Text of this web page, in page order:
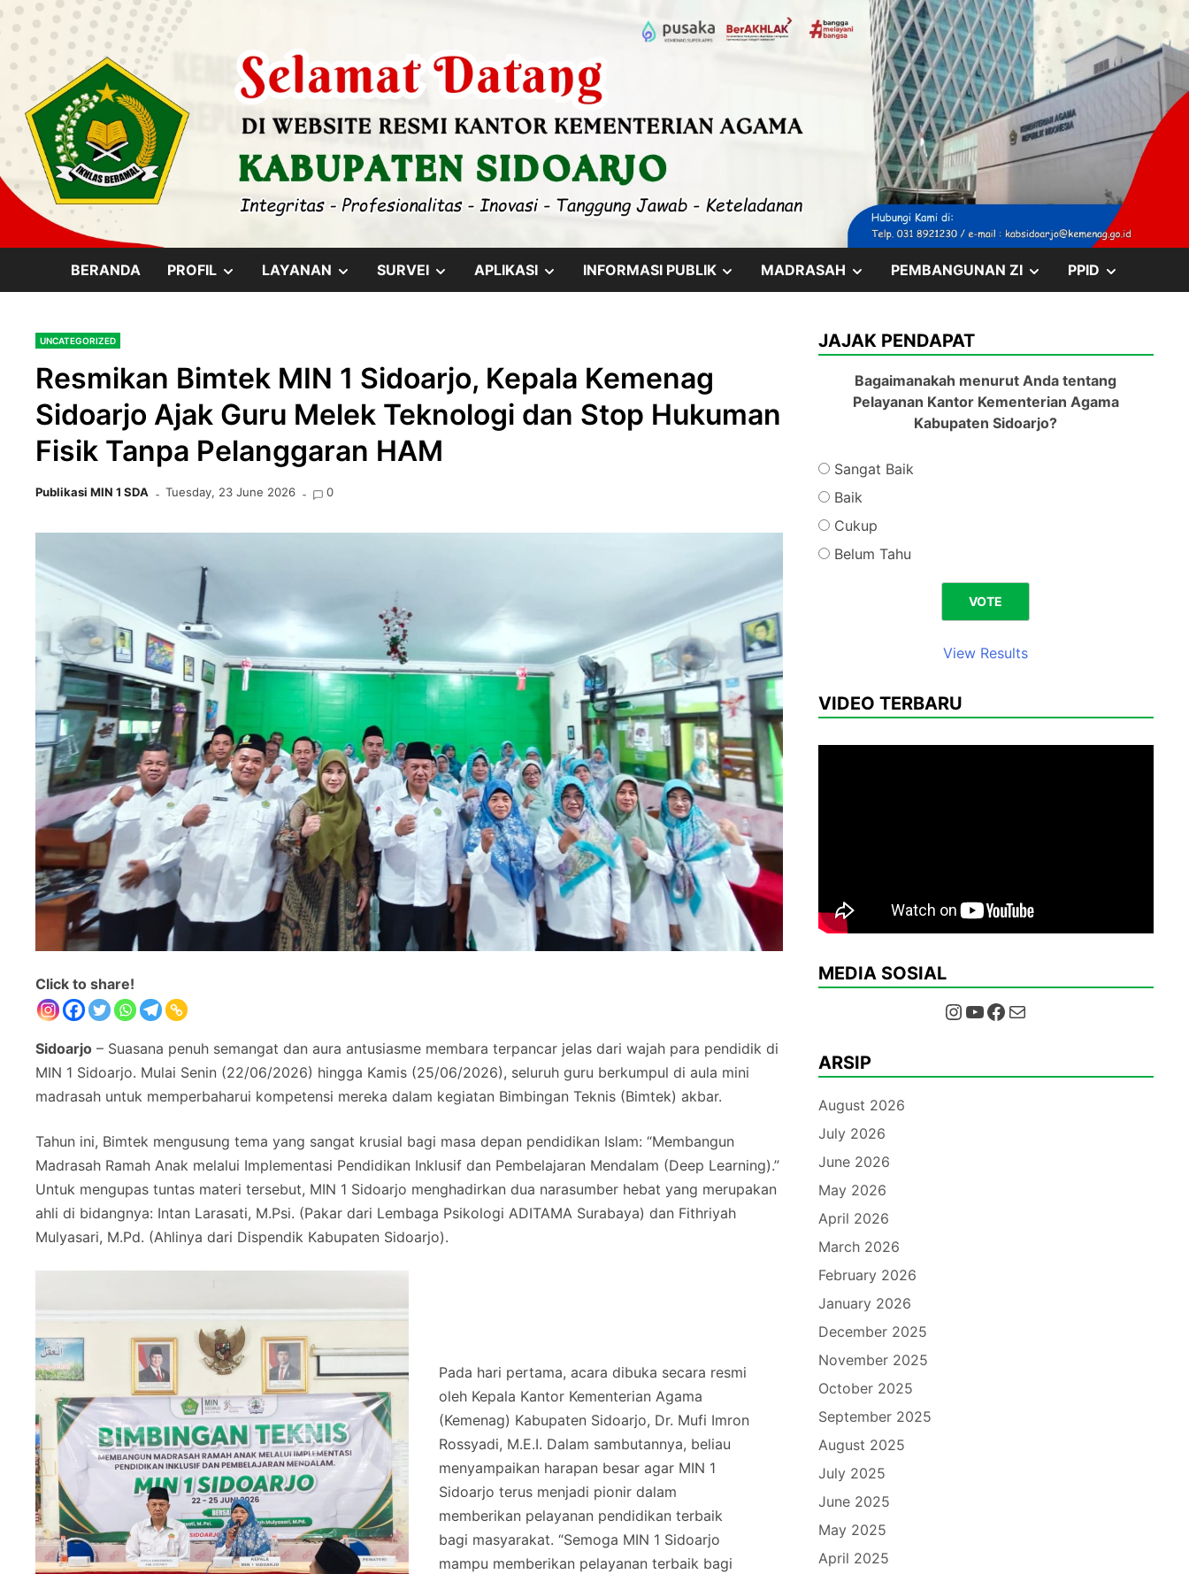
content
Skip
BERANDA PROFIL SHOWLAYANAN SHOWSURVEI SHOWAPLIKASI SHOWINFORMASI PUBLIK SHOWMADRASAH SHOW
MENU
PEMBANGUNAN ZI SHOW
MENU
PPID
MENU
UNCATEGORIZED
Resmikan Bimtek MIN 1 Sidoarjo, Kepala Kemenag
Sidoarjo Ajak Guru Melek Teknologi dan Stop Hukuman
Fisik Tanpa Pelanggaran HAM
Publikasi MIN 1 SDA Tuesday, 23 June 2026 0
Click to share!
Sidoarjo – Suasana penuh semangat dan aura antusiasme membara terpancar jelas dari wajah para pendidik di
MIN 1 Sidoarjo. Mulai Senin (22/06/2026) hingga Kamis (25/06/2026), seluruh guru berkumpul di aula mini
madrasah untuk memperbaharui kompetensi mereka dalam kegiatan Bimbingan Teknis (Bimtek) akbar.
Tahun ini, Bimtek mengusung tema yang sangat krusial bagi masa depan pendidikan Islam: “Membangun
Madrasah Ramah Anak melalui Implementasi Pendidikan Inklusif dan Pembelajaran Mendalam (Deep Learning).”
Untuk mengupas tuntas materi tersebut, MIN 1 Sidoarjo menghadirkan dua narasumber hebat yang merupakan
ahli di bidangnya: Intan Larasati, M.Psi. (Pakar dari Lembaga Psikologi ADITAMA Surabaya) dan Fithriyah
Mulyasari, M.Pd. (Ahlinya dari Dispendik Kabupaten Sidoarjo).
Pada hari pertama, acara dibuka secara resmi
oleh Kepala Kantor Kementerian Agama
(Kemenag) Kabupaten Sidoarjo, Dr. Mufi Imron
Rossyadi, M.E.I. Dalam sambutannya, beliau
menyampaikan harapan besar agar MIN 1
Sidoarjo terus menjadi pionir dalam
memberikan pelayanan pendidikan terbaik
bagi masyarakat. “Semoga MIN 1 Sidoarjo
mampu memberikan pelayanan terbaik bagi
JAJAK PENDAPAT
Bagaimanakah menurut Anda tentang
Pelayanan Kantor Kementerian Agama
Kabupaten Sidoarjo?
Sangat Baik
Baik
Cukup
Belum Tahu
View Results
VIDEO TERBARU
MEDIA SOSIAL
InstagramYouTube Facebook Mail
ARSIP
August 2026
July 2026
June 2026
May 2026
April 2026
March 2026
February 2026
January 2026
December 2025
November 2025
October 2025
September 2025
August 2025
July 2025
June 2025
May 2025
April 2025